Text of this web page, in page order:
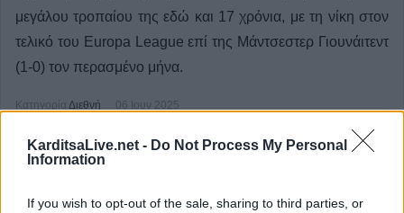
KarditsaLive.net - Do Not Process My Personal
Information
If you wish to opt-out of the sale, sharing to third parties, or
μεγάλου τροπαίου της εδώ και 17 χρόνια, με τη νίκη στον
τελικό του Europa League επί της Μάντσεστερ Γιουνάιτεντ
(1-0) τον περασμένο μήνα.
Κατηγορία Διεθνή 06 Ιουν 2025